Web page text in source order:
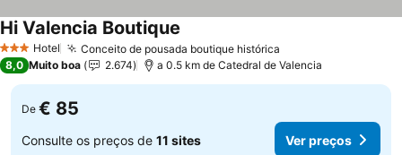
3 EstrelasHotel Conceito de pousada boutique histórica
Hi Valencia Boutique
8,0 Muito boa 2.674 a 0.5 km de Catedral de Valencia
De € 85
Consulte os preços de 11 sites Ver preços